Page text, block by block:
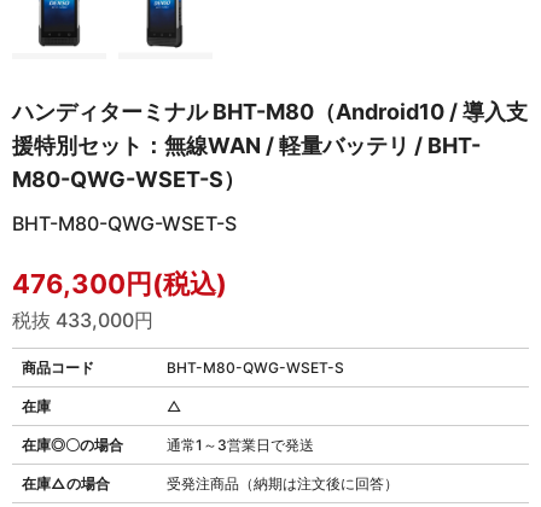
ハンディターミナル BHT-M80（Android10 / 導入支
援特別セット：無線WAN / 軽量バッテリ / BHT-
M80-QWG-WSET-S）
BHT-M80-QWG-WSET-S
476,300円(税込)
税抜 433,000円
商品コード BHT-M80-QWG-WSET-S
在庫◎〇の場合 通常1～3営業日で発送
在庫△の場合 受発注商品（納期は注文後に回答）
在庫 △